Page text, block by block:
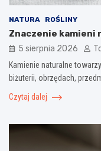
NATURA ROŚLINY
Znaczenie kamieni
5 sierpnia 2026
Kamienie naturalne
biżuterii, obrzędach,
Czytaj dalej